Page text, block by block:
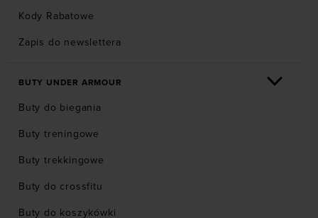
Kody Rabatowe
Zapis do newslettera
BUTY UNDER ARMOUR
Buty do biegania
Buty treningowe
Buty trekkingowe
Buty do crossfitu
Buty do koszykówki